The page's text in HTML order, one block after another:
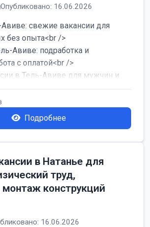
Опубликовано: 16.06.2026
свежие вакансии для
без опыта<br />
Авиве: подработка и
с оплатой<br />
в Тель-Авиве для мужчин и
Подробнее
в Натанье для
труд,
конструкций
16.06.2026